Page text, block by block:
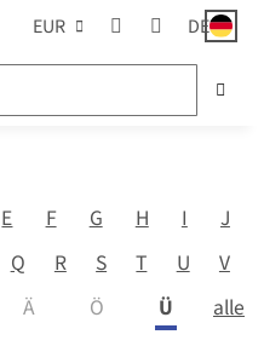
EUR DE
E F G H I
J
Q R S T U
V
Ä Ö Ü alle